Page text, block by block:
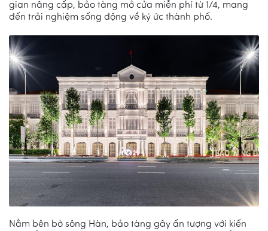
gian nâng cấp, bảo tàng mở cửa miễn phí từ 1/4, mang
đến trải nghiệm sống động về ký ức thành phố.
Nằm bên bờ sông Hàn, bảo tàng gây ấn tượng với kiến